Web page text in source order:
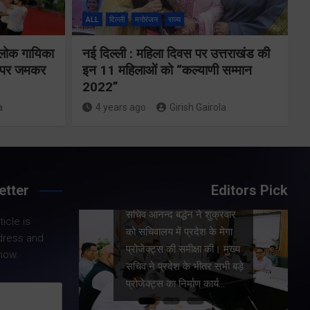
गायिका
पर जमकर
ALL दिल्ली मनोरंजन राज्य
नई दिल्ली : महिला दिवस पर उत्तराखंड की
इन 11 महिलाओं को “कल्याणी सम्मान
2022”
4 years ago Girish Gairola
is
and
Editors Pick
पर
के
मुख्य
मेगा
मुख्य
पदक विजेताओं
और प्रशिक्षकों को
मुख्यमंत्री धामी ने
किया सम्मानित
Share Nowदेहरादून।
मुख्यमंत्री पुष्कर सिंह धामी ने
आज मुख्यमंत्री आवास में ग्लासगो,
स्कॉटलैंड में आयोजित कॉमनवेल्थ
गेम्स 2026 में उत्कृष्ट प्रदर्शन
कर उत्तराखंड का गौरव बढ़ाने